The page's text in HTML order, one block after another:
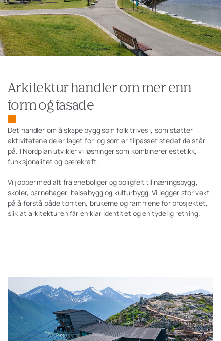
Det handler om å skape bygg som folk trives i, som støtter
aktivitetene de er laget for, og som er tilpasset stedet de står
på. I Nordplan utvikler vi løsninger som kombinerer estetikk,
funksjonalitet og bærekraft.
Vi jobber med alt fra eneboliger og boligfelt til næringsbygg,
skoler, barnehager, helsebygg og kulturbygg. Vi legger stor vekt
på å forstå både tomten, brukerne og rammene for prosjektet,
slik at arkitekturen får en klar identitet og en tydelig retning.
Arkitektur handler om mer enn
form og fasade